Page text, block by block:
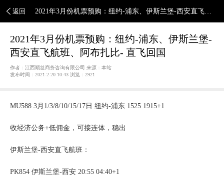
返回 2021年3月份机票预购：纽约-浦东、伊斯兰堡-西安直飞航
班、阿布扎比- 直飞回国
2021年3月份机票预购：纽约-浦东、伊斯兰堡-
西安直飞航班、阿布扎比- 直飞回国
作者：江西顺签商务咨询有限公司 来源：本站
发布时间：2021-2-20 10:43 浏览： 2921
MU588 3月1/3/8/10/15/17日 纽约-浦东 1525 1915+1
收经济公务+低佣金，可接连体，稳出
伊斯兰堡-西安直飞航班：
PK854 伊斯兰堡-西安 20:55 04:40+1